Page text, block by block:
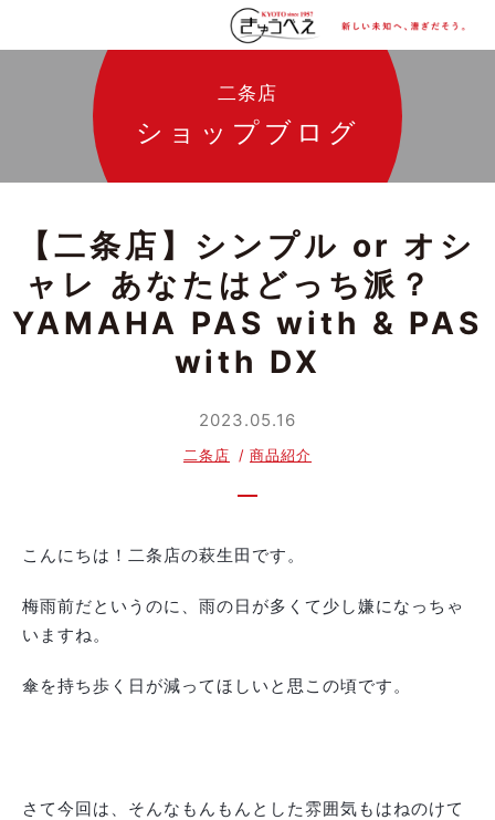
二条店
ショップブログ
【二条店】シンプル or オシ
ャレ あなたはどっち派？
YAMAHA PAS with & PAS
with DX
2023.05.16
二条店 商品紹介
こんにちは！二条店の萩生田です。
梅雨前だというのに、雨の日が多くて少し嫌になっちゃ
いますね。
傘を持ち歩く日が減ってほしいと思この頃です。
さて今回は、そんなもんもんとした雰囲気もはねのけて